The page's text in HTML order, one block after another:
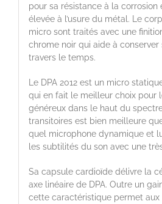
pour sa résistance à la corrosion
élevée à l’usure du métal. Le
micro sont traités avec une
chrome noir qui aide à conserver
travers le temps.
Le DPA 2012 est un micro
qui en fait le meilleur choix pour
généreux dans le haut du
transitoires est bien meilleure
quel microphone dynamique et
les subtilités du son avec une
Sa capsule cardioïde délivre la
axe linéaire de DPA. Outre un
cette caractéristique permet aux